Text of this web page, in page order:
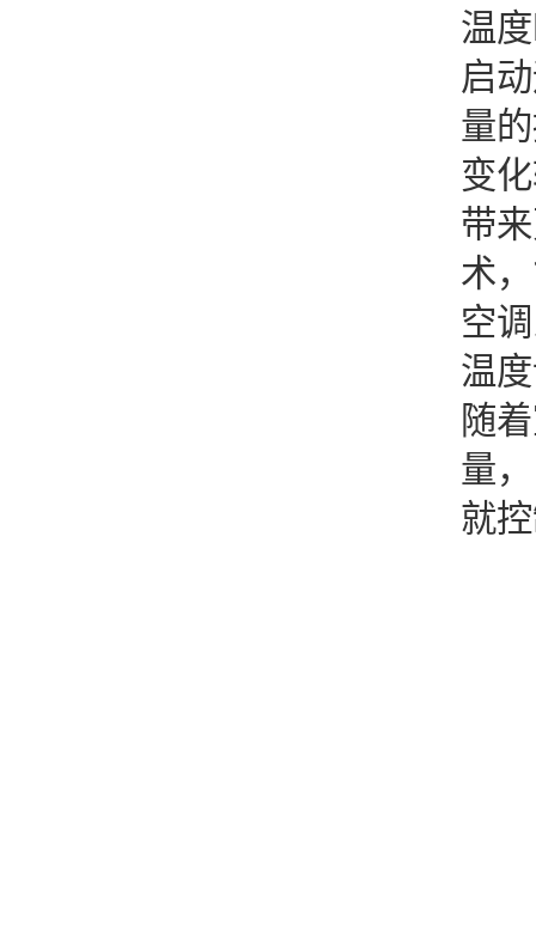
温
启
量
变
带
术
空
温
随
量
就